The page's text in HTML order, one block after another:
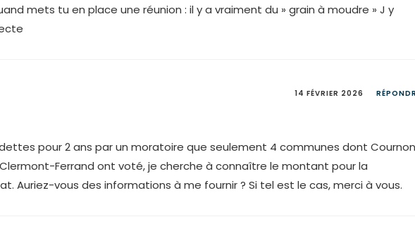
mets tu en place une réunion : il y a vraiment du » grain à moudre » J y
14 FÉVRIER 2026
pour 2 ans par un moratoire que seulement 4 communes dont
Ferrand ont voté, je cherche à connaître le montant pour la
Auriez-vous des informations à me fournir ? Si tel est le cas, merci à vous.